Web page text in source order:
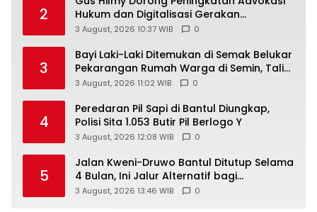
2
Hukum dan Digitalisasi Gerakan
Meningkatkan Kualitas PMII DIY
3 August, 2026 10:37 WIB 0
3
Bayi Laki-Laki Ditemukan di Semak Belukar
Pekarangan Rumah Warga di Semin, Tali
Pusar Masih Menempel
3 August, 2026 11:02 WIB 0
4
Peredaran Pil Sapi di Bantul Diungkap,
Polisi Sita 1.053 Butir Pil Berlogo Y
3 August, 2026 12:08 WIB 0
5
Jalan Kweni-Druwo Bantul Ditutup Selama
4 Bulan, Ini Jalur Alternatif bagi
Pengendara
3 August, 2026 13:46 WIB 0